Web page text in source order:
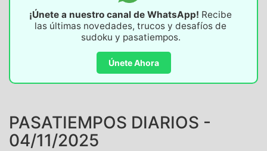
¡Únete a nuestro canal de WhatsApp! Recibe
las últimas novedades, trucos y desafíos de
sudoku y pasatiempos.
Únete Ahora
PASATIEMPOS DIARIOS -
04/11/2025